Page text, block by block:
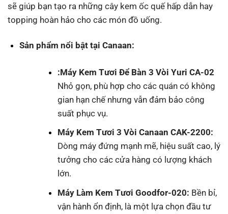
sẽ giúp bạn tạo ra những cây kem ốc quế hấp dẫn hay
topping hoàn hảo cho các món đồ uống.
Sản phẩm nổi bật tại Canaan:
:Máy Kem Tươi Để Bàn 3 Vòi Yuri CA-02
Nhỏ gọn, phù hợp cho các quán có không
gian hạn chế nhưng vẫn đảm bảo công
suất phục vụ.
Máy Kem Tươi 3 Vòi Canaan CAK-2200:
Dòng máy đứng mạnh mẽ, hiệu suất cao, lý
tưởng cho các cửa hàng có lượng khách
lớn.
Máy Làm Kem Tươi Goodfor-020: Bền bỉ,
vận hành ổn định, là một lựa chọn đầu tư